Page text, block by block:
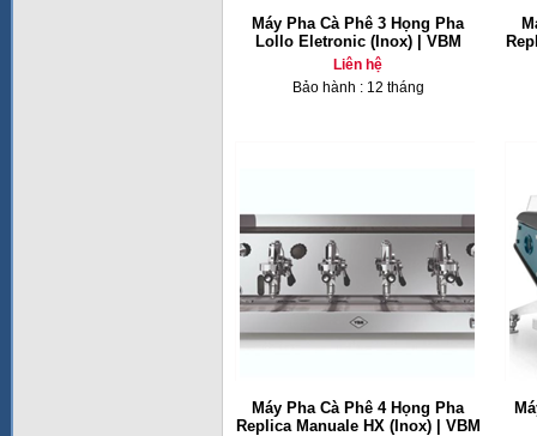
Máy Pha Cà Phê 3 Họng Pha
Lollo Eletronic (Inox) | VBM
Liên hệ
Bảo hành : 12 tháng
Máy Pha Cà Phê 4 Họng Pha
Replica Manuale HX (Inox) | VBM